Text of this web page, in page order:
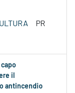
PR
il
antincendio